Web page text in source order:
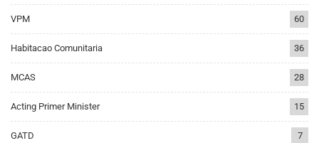
VPM 60
Habitacao Comunitaria 36
MCAS 28
Acting Primer Minister 15
GATD 7